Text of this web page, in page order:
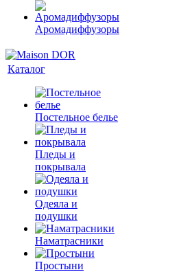
Аромадиффузоры
Каталог
Постельное белье
Пледы и
покрывала
Одеяла и
подушки
Наматрасники
Простыни